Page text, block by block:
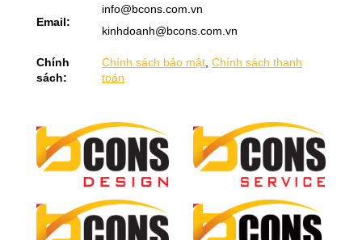
Email:
info@bcons.com.vn
kinhdoanh@bcons.com.vn
Chính
sách:
Chính sách bảo mật, Chính sách thanh
toán